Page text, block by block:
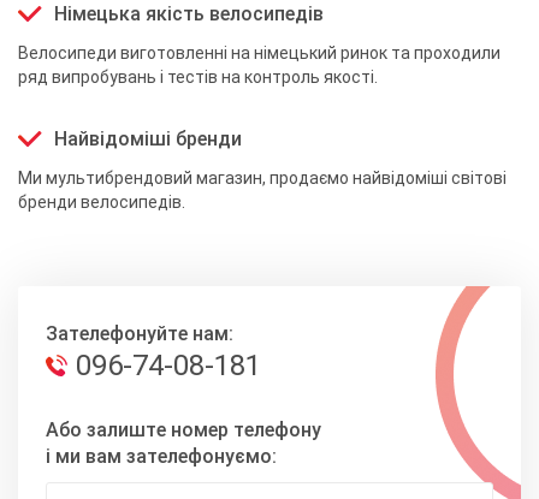
Німецька якість велосипедів
Велосипеди виготовленні на німецький ринок та проходили
ряд випробувань і тестів на контроль якості.
Найвідоміші бренди
Ми мультибрендовий магазин, продаємо найвідоміші світові
бренди велосипедів.
Зателефонуйте нам:
096-74-08-181
Або залиште номер телефону
і ми вам зателефонуємо: